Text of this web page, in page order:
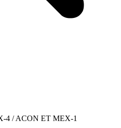
4 / ACON ET MEX-1